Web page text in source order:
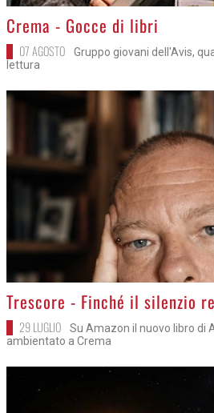
>
Crema - Gocce di libri
07 AGOSTO
Gruppo giovani dell'Avis,
lettura
>
Trescore - Finché il silenzio
29 LUGLIO
Su Amazon il nuovo libro di
ambientato a Crema